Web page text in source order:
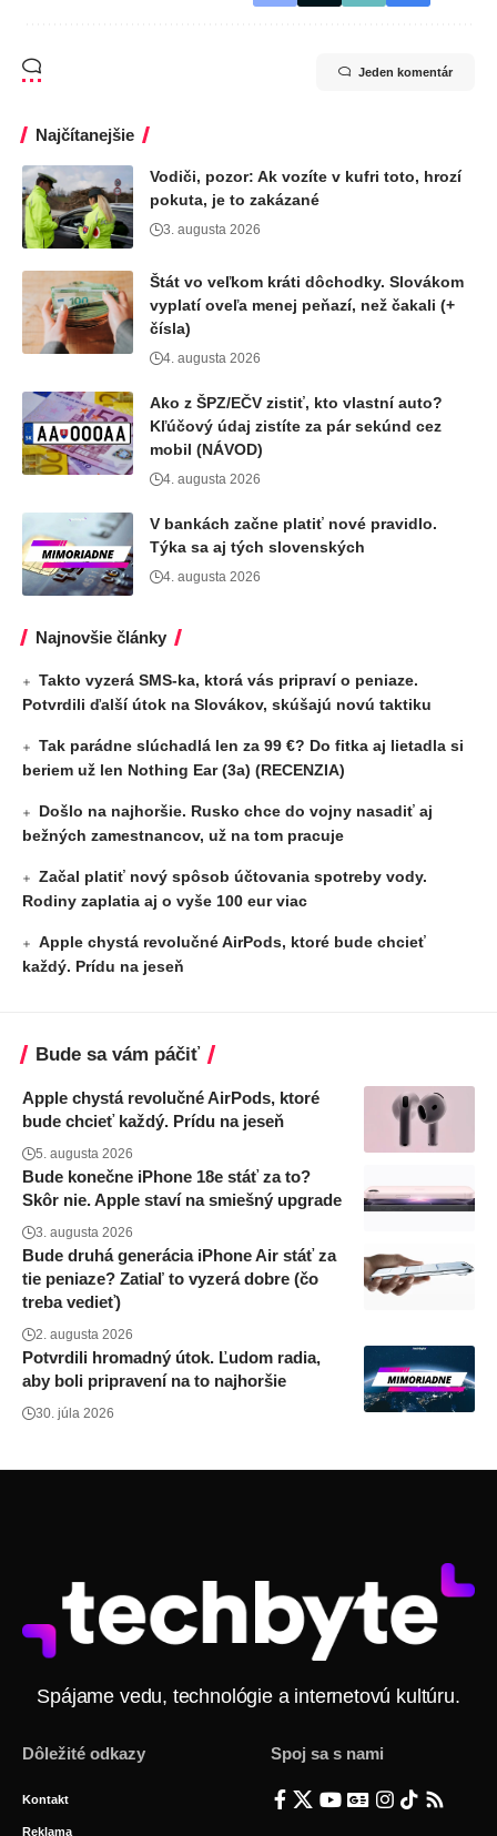
Jeden komentár
Najčítanejšie
Vodiči, pozor: Ak vozíte v kufri toto, hrozí
pokuta, je to zakázané
3. augusta 2026
Štát vo veľkom kráti dôchodky. Slovákom
vyplatí oveľa menej peňazí, než čakali (+
čísla)
4. augusta 2026
Ako z ŠPZ/EČV zistiť, kto vlastní auto?
Kľúčový údaj zistíte za pár sekúnd cez
mobil (NÁVOD)
4. augusta 2026
V bankách začne platiť nové pravidlo.
Týka sa aj tých slovenských
4. augusta 2026
Najnovšie články
Takto vyzerá SMS-ka, ktorá vás pripraví o peniaze.
Potvrdili ďalší útok na Slovákov, skúšajú novú taktiku
Tak parádne slúchadlá len za 99 €? Do fitka aj lietadla si
beriem už len Nothing Ear (3a) (RECENZIA)
Došlo na najhoršie. Rusko chce do vojny nasadiť aj
bežných zamestnancov, už na tom pracuje
Začal platiť nový spôsob účtovania spotreby vody.
Rodiny zaplatia aj o vyše 100 eur viac
Apple chystá revolučné AirPods, ktoré bude chcieť
každý. Prídu na jeseň
Bude sa vám páčiť
Apple chystá revolučné AirPods, ktoré
bude chcieť každý. Prídu na jeseň
5. augusta 2026
Bude konečne iPhone 18e stáť za to?
Skôr nie. Apple staví na smiešný upgrade
3. augusta 2026
Bude druhá generácia iPhone Air stáť za
tie peniaze? Zatiaľ to vyzerá dobre (čo
treba vedieť)
2. augusta 2026
Potvrdili hromadný útok. Ľudom radia,
aby boli pripravení na to najhoršie
30. júla 2026
Spájame vedu, technológie a internetovú kultúru.
Dôležité odkazy
Kontakt
Reklama
Spoj sa s nami